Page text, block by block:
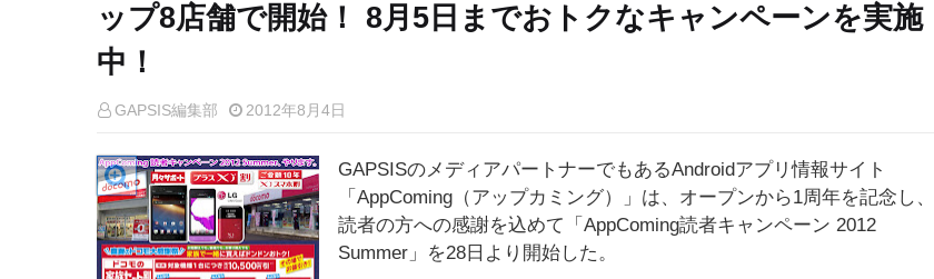
ップ8店舗で開始！ 8月5日までおトクなキャンペーンを実施
中！
GAPSIS編集部 2012年8月4日
GAPSISのメディアパートナーでもあるAndroidアプリ情報サイト
「AppComing（アップカミング）」は、オープンから1周年を記念し、
読者の方への感謝を込めて「AppComing読者キャンペーン 2012
Summer」を28日より開始した。